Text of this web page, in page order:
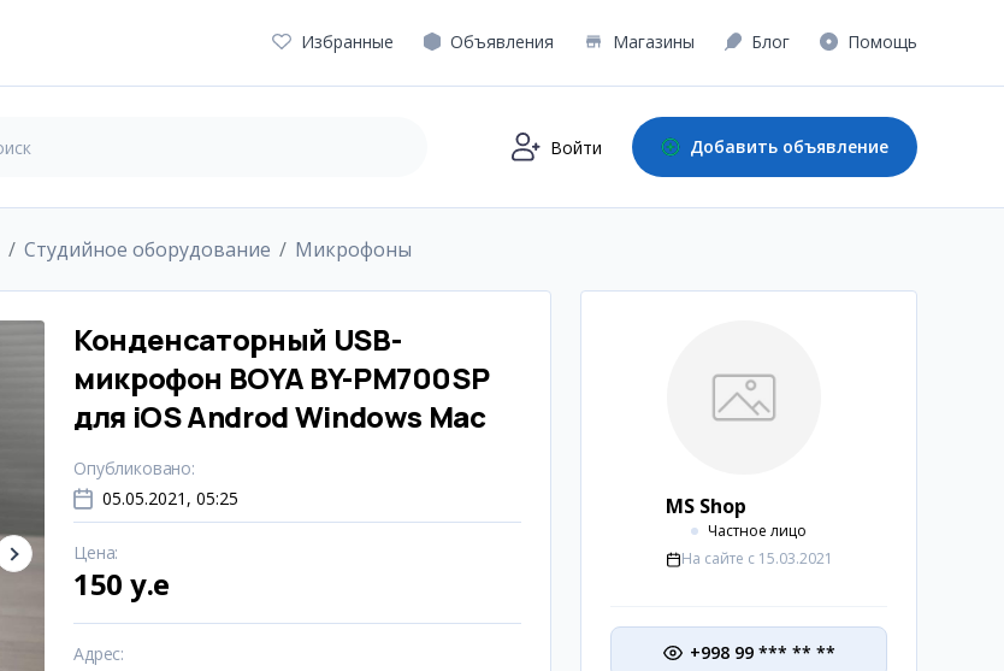
Избранные Объявления Магазины Блог Помощь
Войти Добавить объявление
Студийное оборудование Микрофоны
Конденсаторный USB-
микрофон BOYA BY-PM700SP
для iOS Androd Windows Mac
Опубликовано:
05.05.2021, 05:25
Цена:
150 y.e
Адрес:
MS Shop
Частное лицо
На сайте с 15.03.2021
+998 99 *** ** **